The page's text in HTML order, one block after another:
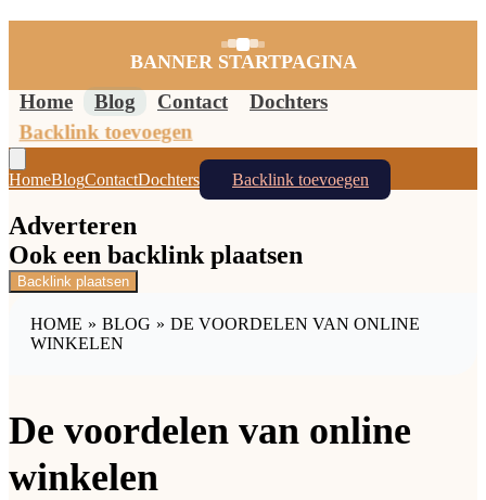
BANNER STARTPAGINA
Home Blog Contact
Dochters
Backlink toevoegen
HomeBlogContactDochters Backlink toevoegen
Adverteren
Ook een backlink plaatsen
Backlink plaatsen
HOME » BLOG » DE VOORDELEN VAN ONLINE
WINKELEN
De voordelen van online
winkelen